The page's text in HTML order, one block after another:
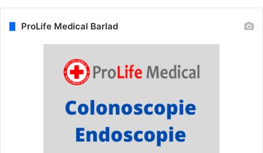
ProLife Medical Barlad